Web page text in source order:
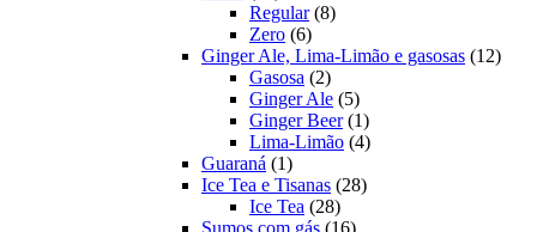
produtos
Regular 88
Zero 66
produtos
Ginger Ale, Lima-Limão e gasosas 1212
Gasosa 22
produtos
Ginger Ale 55
produtos
Ginger Beer 11
produto
Lima-Limão 44
Guaraná 11
produto
Ice Tea e Tisanas 2828
Ice Tea 2828
produtos
16